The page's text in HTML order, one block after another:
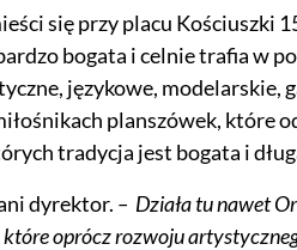
się przy placu Kościuszki
bogata i celnie trafia w
językowe, modelarskie,
planszówek, które
tradycja jest bogata i
dyrektor. – Działa tu nawet
oprócz rozwoju